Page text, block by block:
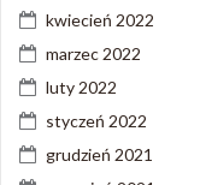
kwiecień 2022
marzec 2022
luty 2022
styczeń 2022
grudzień 2021